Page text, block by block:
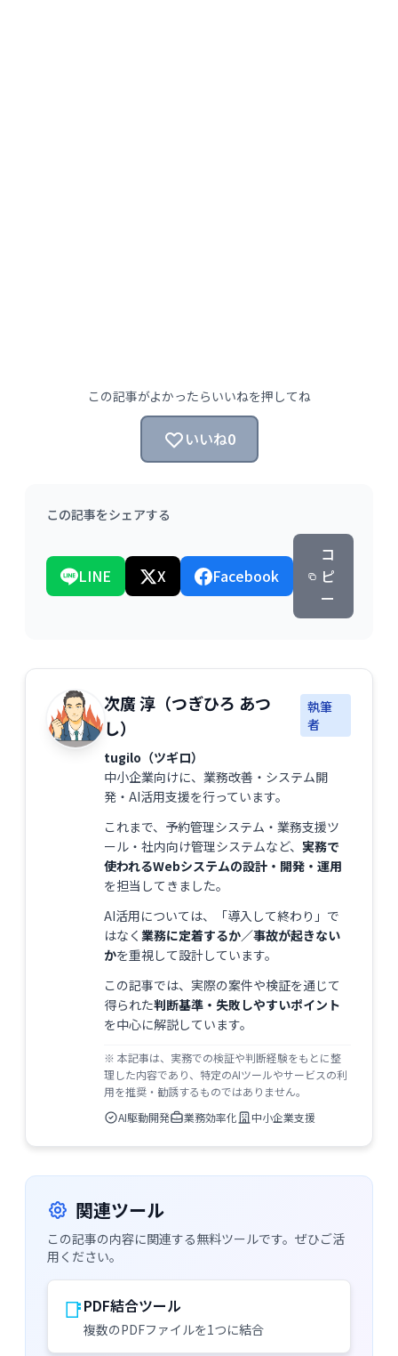
この記事がよかったらいいねを押してね
いいね0
この記事をシェアする
LINE X Facebook
コ
ピ
ー
次廣 淳（つぎひろ あつ
し）
執筆
者
tugilo（ツギロ）
中小企業向けに、業務改善・システム開
発・AI活用支援を行っています。
これまで、予約管理システム・業務支援ツ
ール・社内向け管理システムなど、 実務で
使われるWebシステムの設計・開発・運用
を担当してきました。
AI活用については、「導入して終わり」で
はなく 業務に定着するか／事故が起きない
かを重視して設計しています。
この記事では、実際の案件や検証を通じて
得られた判断基準・失敗しやすいポイント
を中心に解説しています。
※ 本記事は、実務での検証や判断経験をもとに整
理した内容であり、特定のAIツールやサービスの利
用を推奨・勧誘するものではありません。
AI駆動開発
業務効率化 中小企業支援
関連ツール
この記事の内容に関連する無料ツールです。ぜひご活
用ください。
📑PDF結合ツール
複数のPDFファイルを1つに結合